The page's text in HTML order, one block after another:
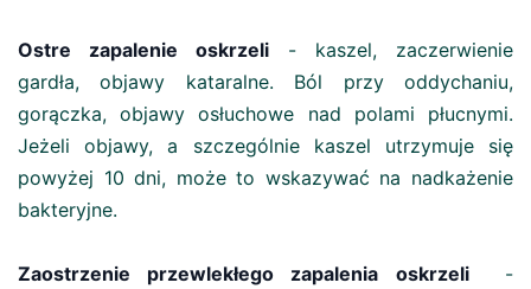
Ostre zapalenie oskrzeli - kaszel, zaczerwienie
gardła, objawy kataralne. Ból przy oddychaniu,
gorączka, objawy osłuchowe nad polami płucnymi.
Jeżeli objawy, a szczególnie kaszel utrzymuje się
powyżej 10 dni, może to wskazywać na nadkażenie
bakteryjne.
Zaostrzenie przewlekłego zapalenia oskrzeli-